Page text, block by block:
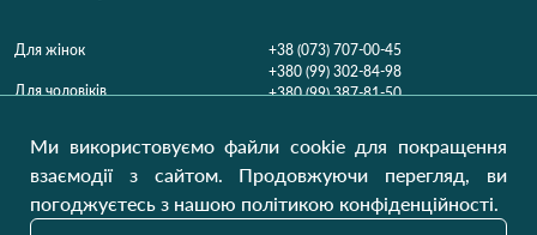
Для жінок
Для чоловіків
Домашній текстиль
+38 (073) 707-00-45
+380 (99) 302-84-98
+380 (99) 387-81-50
Пн-Пт9:00 - 16:00
НДВихідний
Ми використовуємо файли cookie для покращення
взаємодії з сайтом. Продовжуючи перегляд, ви
погоджуєтесь з нашою політикою конфіденційності.